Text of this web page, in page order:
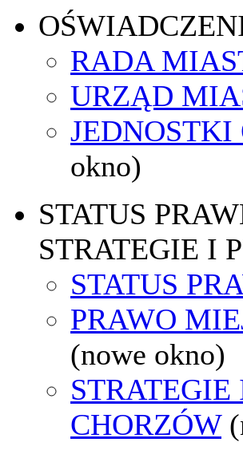
RADA
URZĄD
okno)
STATUS
STRATEGIE I
STATUS
PRAWO
(nowe okno)
CHORZÓW